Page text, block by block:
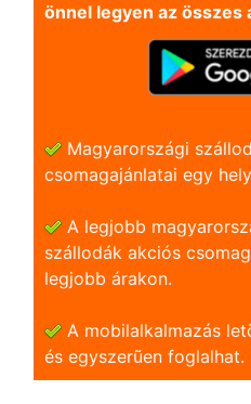
önnel legyen az összes
Magyarországi
csomagajánlatai egy
A legjobb
szállodák akciós
legjobb árakon.
A mobilalkalmazás
és egyszerũen foglalhat.